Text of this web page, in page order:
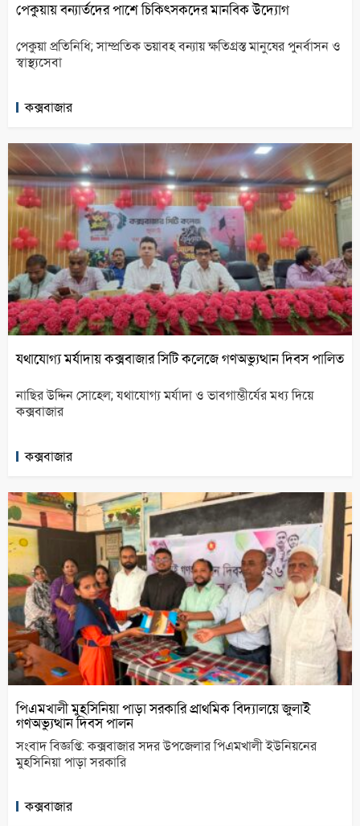
পেকুয়ায় বন্যার্তদের পাশে চিকিৎসকদের মানবিক উদ্যোগ
পেকুয়া প্রতিনিধি; সাম্প্রতিক ভয়াবহ বন্যায় ক্ষতিগ্রস্ত মানুষের পুনর্বাসন ও
স্বাস্থ্যসেবা
কক্সবাজার
যথাযোগ্য মর্যাদায় কক্সবাজার সিটি কলেজে গণঅভ্যুত্থান দিবস পালিত
নাছির উদ্দিন সোহেল; যথাযোগ্য মর্যাদা ও ভাবগাম্ভীর্যের মধ্য দিয়ে
কক্সবাজার
কক্সবাজার
পিএমখালী মুহসিনিয়া পাড়া সরকারি প্রাথমিক বিদ্যালয়ে জুলাই
গণঅভ্যুত্থান দিবস পালন
সংবাদ বিজ্ঞপ্তি: কক্সবাজার সদর উপজেলার পিএমখালী ইউনিয়নের
মুহসিনিয়া পাড়া সরকারি
কক্সবাজার